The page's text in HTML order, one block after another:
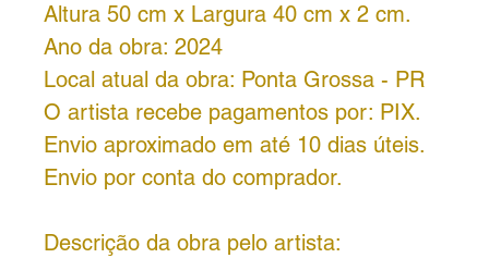
Altura 50 cm x Largura 40 cm x 2 cm.
Ano da obra: 2024
Local atual da obra: Ponta Grossa - PR
O artista recebe pagamentos por: PIX.
Envio aproximado em até 10 dias úteis.
Envio por conta do comprador.
Descrição da obra pelo artista: